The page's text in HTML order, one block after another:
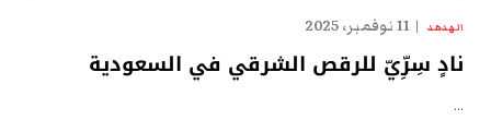
الهدهد 11 نوفمبر، 2025
نادٍ سِرِّيّ للرقص الشرقي في السعودية
…